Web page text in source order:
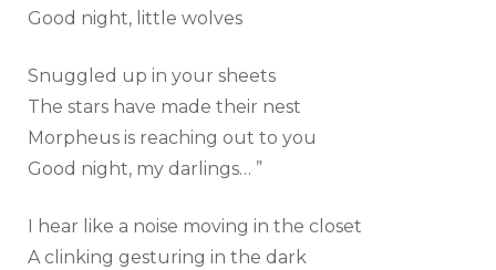
Good night, little wolves
Snuggled up in your sheets
The stars have made their nest
Morpheus is reaching out to you
Good night, my darlings… ”
I hear like a noise moving in the closet
A clinking gesturing in the dark